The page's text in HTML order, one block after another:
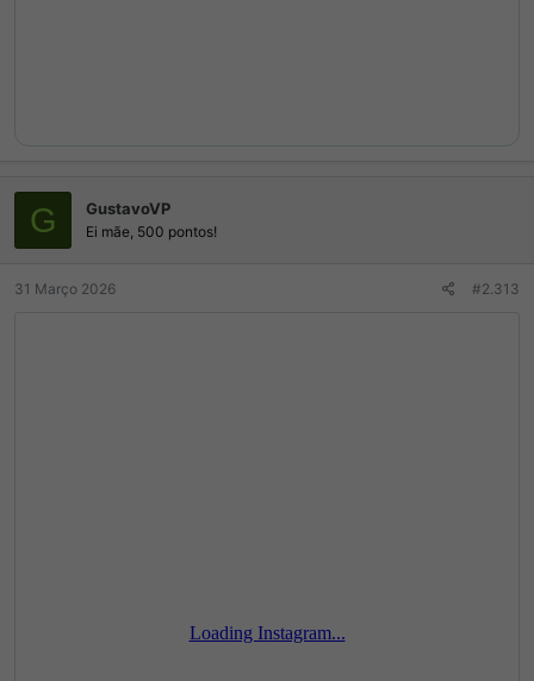
G GustavoVP
Ei mãe, 500 pontos!
31 Março 2026 #2.313